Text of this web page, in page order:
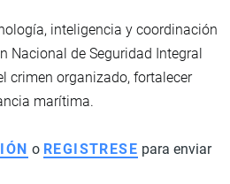
inteligencia y coordinación
Nacional de Seguridad Integral
crimen organizado, fortalecer
marítima.
o REGISTRESE para enviar